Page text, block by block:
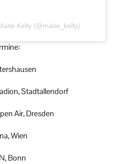
Kelly (@maite_kelly)
Stadtallendorf
Air, Dresden
Wien
Bonn